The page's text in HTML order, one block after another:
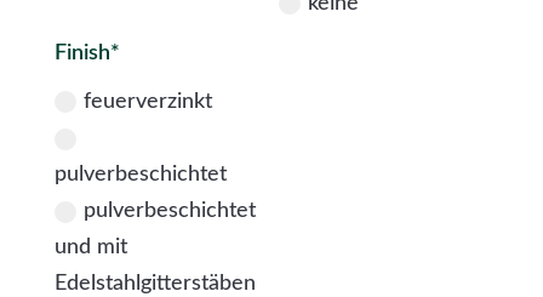
Finish*
feuerverzinkt
pulverbeschichtet
pulverbeschichtet
und mit
Edelstahlgitterstäben